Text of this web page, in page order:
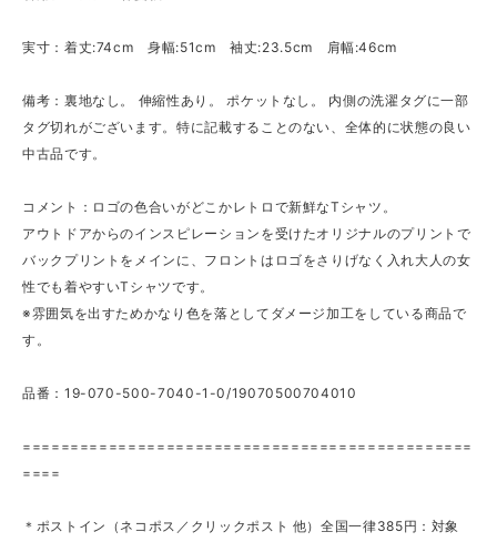
実寸：着丈:74cm 身幅:51cm 袖丈:23.5cm 肩幅:46cm
備考：裏地なし。 伸縮性あり。 ポケットなし。 内側の洗濯タグに一部
タグ切れがございます。特に記載することのない、全体的に状態の良い
中古品です。
コメント：ロゴの色合いがどこかレトロで新鮮なTシャツ。
アウトドアからのインスピレーションを受けたオリジナルのプリントで
バックプリントをメインに、フロントはロゴをさりげなく入れ大人の女
性でも着やすいTシャツです。
※雰囲気を出すためかなり色を落としてダメージ加工をしている商品で
す。
品番：19-070-500-7040-1-0/19070500704010
===============================================
====
＊ポストイン（ネコポス／クリックポスト 他）全国一律385円：対象